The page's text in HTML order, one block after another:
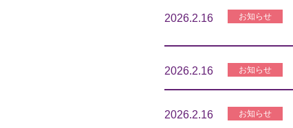
2026.2.16 お知らせ
2026.2.16 お知らせ
2026.2.16 お知らせ